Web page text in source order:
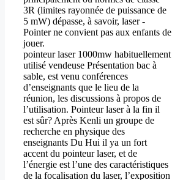
3R (limites rayonnée de puissance de
5 mW) dépasse, à savoir, laser -
Pointer ne convient pas aux enfants de
jouer.
pointeur laser 1000mw habituellement
utilisé vendeuse Présentation bac à
sable, est venu conférences
d’enseignants que le lieu de la
réunion, les discussions à propos de
l’utilisation. Pointeur laser à la fin il
est sûr? Après Kenli un groupe de
recherche en physique des
enseignants Du Hui il ya un fort
accent du pointeur laser, et de
l’énergie est l’une des caractéristiques
de la focalisation du laser, l’exposition